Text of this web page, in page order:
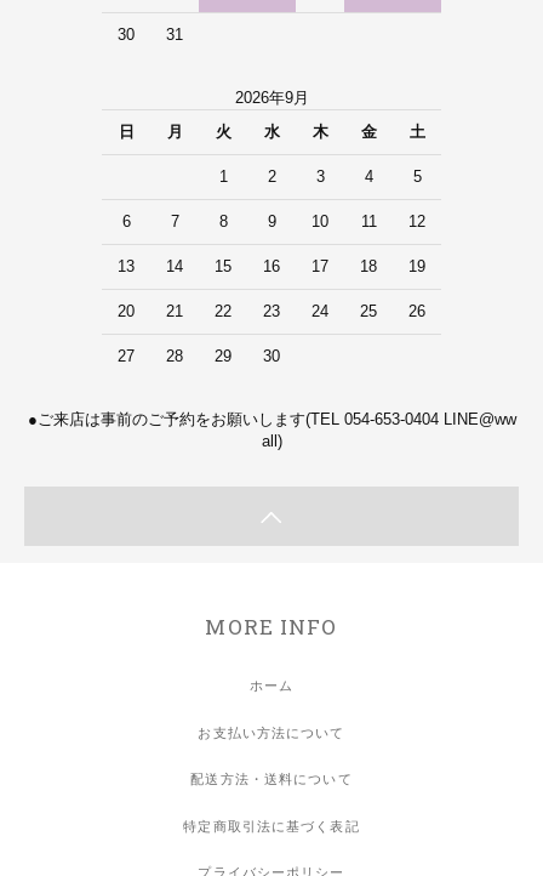
30 31
2026年9月
日
月 火 水 木 金 土
1 2 3 4 5
6 7 8 9 10 11 12
13 14 15 16 17 18 19
20 21 22 23 24 25 26
27 28 29 30
●ご来店は事前のご予約をお願いします(TEL 054-653-0404 LINE@ww
all)
MORE INFO
ホーム
お支払い方法について
配送方法・送料について
特定商取引法に基づく表記
プライバシーポリシー